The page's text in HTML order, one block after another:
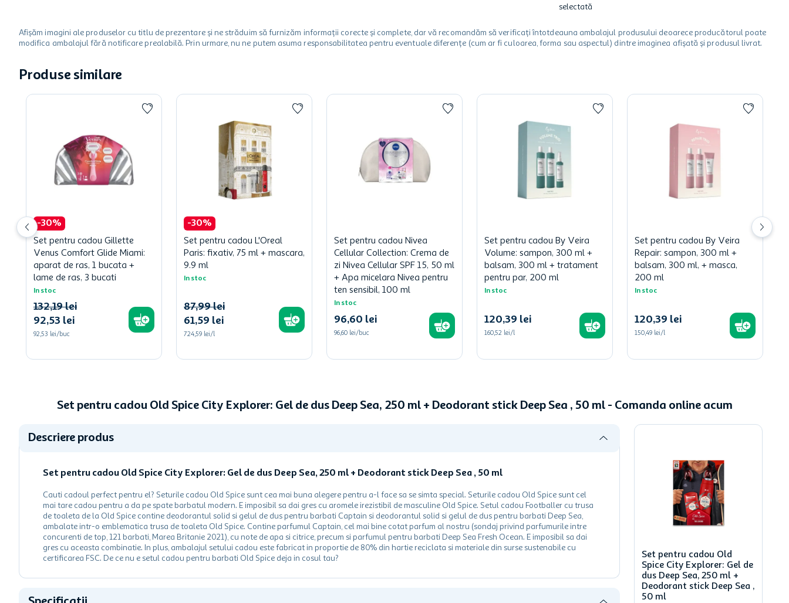
selectată
Afișăm imagini ale produselor cu titlu de prezentare și ne străduim să furnizăm informații corecte și complete, dar vă recomandăm să verificați întotdeauna ambalajul produsului deoarece producătorul poate
modifica ambalajul fără notificare prealabilă. Prin urmare, nu ne putem asuma responsabilitatea pentru eventuale diferențe (cum ar fi culoarea, forma sau aspectul) dintre imaginea afișată și produsul livrat.
Produse similare
-30%
Set pentru cadou Gillette
Venus Comfort Glide Miami:
aparat de ras, 1 bucata +
lame de ras, 3 bucati
In stoc
92,53 lei
132,19 lei
92,53 lei/buc
-30%
Set pentru cadou L'Oreal
Paris: fixativ, 75 ml + mascara,
9.9 ml
In stoc
61,59 lei
87,99 lei
724,59 lei/l
Set pentru cadou Nivea
Cellular Collection: Crema de
zi Nivea Cellular SPF 15, 50 ml
+ Apa micelara Nivea pentru
ten sensibil, 100 ml
In stoc
96,60 lei
96,60 lei/buc
Set pentru cadou By Veira
Volume: sampon, 300 ml +
balsam, 300 ml + tratament
pentru par, 200 ml
In stoc
120,39 lei
160,52 lei/l
Set pentru cadou By Veira
Repair: sampon, 300 ml +
balsam, 300 ml, + masca,
200 ml
In stoc
120,39 lei
150,49 lei/l
Set pentru cadou Old Spice City Explorer: Gel de dus Deep Sea, 250 ml + Deodorant stick Deep Sea , 50 ml - Comanda online acum
Descriere produs
Set pentru cadou Old Spice City Explorer: Gel de dus Deep Sea, 250 ml + Deodorant stick Deep Sea , 50 ml
Cauti cadoul perfect pentru el? Seturile cadou Old Spice sunt cea mai buna alegere pentru a-l face sa se simta special. Seturile cadou Old Spice sunt cel
mai tare cadou pentru a da pe spate barbatul modern. E imposibil sa dai gres cu aromele irezistibil de masculine Old Spice. Setul cadou Footballer cu trusa
de toaleta de la Old Spice contine deodorantul solid si gelul de dus pentru barbati Captain si deodorantul solid si gelul de dus pentru barbati Deep Sea,
ambalate intr-o emblematica trusa de toaleta Old Spice. Contine parfumul Captain, cel mai bine cotat parfum al nostru (sondaj privind parfumurile intre
concurenti de top, 121 barbati, Marea Britanie 2021), cu note de apa si citrice, precum si parfumul pentru barbati Deep Sea Fresh Ocean. E imposibil sa dai
gres cu aceasta combinatie. In plus, ambalajul setului cadou este fabricat in proportie de 80% din hartie reciclata si materiale din surse sustenabile cu
certificarea FSC. De ce nu e setul cadou pentru barbati Old Spice deja in cosul tau?
Set pentru cadou Old
Spice City Explorer: Gel de
dus Deep Sea, 250 ml +
Deodorant stick Deep Sea ,
50 ml